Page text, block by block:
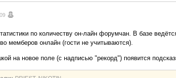
по количеству он-лайн форумчан. В базе
мемберов онлайн (гости не учитываются).
на новое поле (с надписью "рекорд") появится